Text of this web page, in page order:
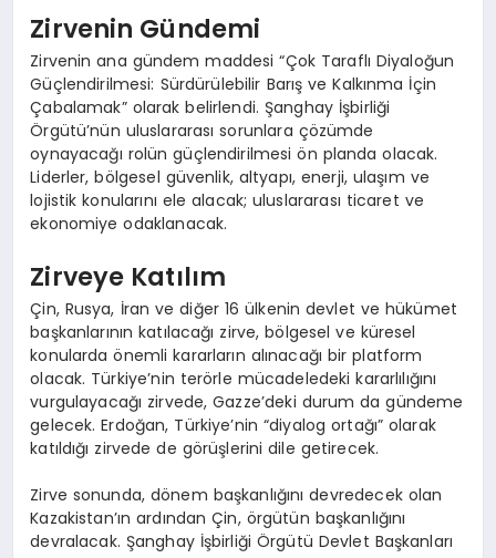
Zirvenin Gündemi
Zirvenin ana gündem maddesi “Çok Taraflı Diyaloğun
Güçlendirilmesi: Sürdürülebilir Barış ve Kalkınma İçin
Çabalamak” olarak belirlendi. Şanghay İşbirliği
Örgütü’nün uluslararası sorunlara çözümde
oynayacağı rolün güçlendirilmesi ön planda olacak.
Liderler, bölgesel güvenlik, altyapı, enerji, ulaşım ve
lojistik konularını ele alacak; uluslararası ticaret ve
ekonomiye odaklanacak.
Zirveye Katılım
Çin, Rusya, İran ve diğer 16 ülkenin devlet ve hükümet
başkanlarının katılacağı zirve, bölgesel ve küresel
konularda önemli kararların alınacağı bir platform
olacak. Türkiye’nin terörle mücadeledeki kararlılığını
vurgulayacağı zirvede, Gazze’deki durum da gündeme
gelecek. Erdoğan, Türkiye’nin “diyalog ortağı” olarak
katıldığı zirvede de görüşlerini dile getirecek.
Zirve sonunda, dönem başkanlığını devredecek olan
Kazakistan’ın ardından Çin, örgütün başkanlığını
devralacak. Şanghay İşbirliği Örgütü Devlet Başkanları